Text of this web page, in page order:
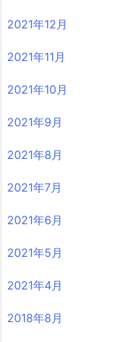
2021年12月
2021年11月
2021年10月
2021年9月
2021年8月
2021年7月
2021年6月
2021年5月
2021年4月
2018年8月